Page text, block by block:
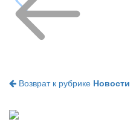
Возврат к рубрике Новости